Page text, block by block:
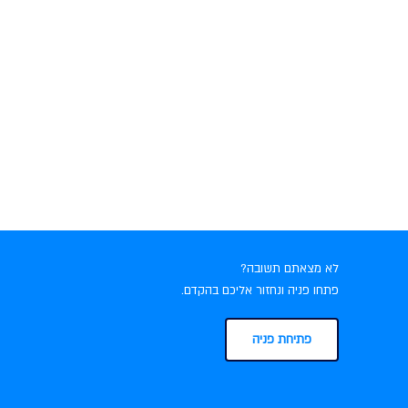
לא מצאתם תשובה?
פתחו פניה ונחזור אליכם בהקדם.
פתיחת פניה